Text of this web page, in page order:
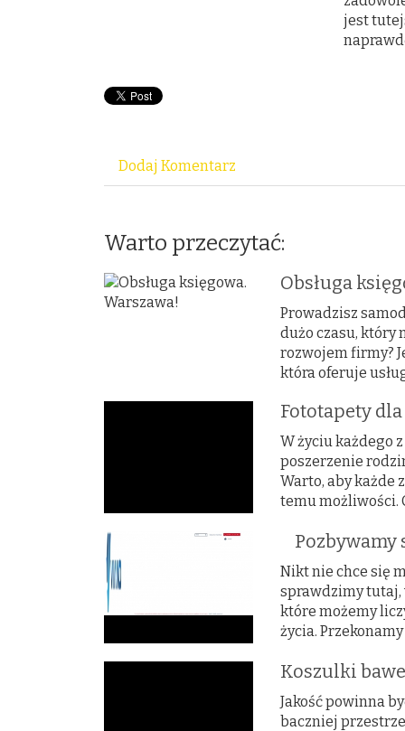
jest
Dodaj Komentarz
Warto przeczytać:
Obsługa
Prowadzisz
dużo czasu, który
rozwojem firmy?
która oferuje
Fototapety
W życiu każdego
poszerzenie
Warto, aby każde
temu możliwości.
Pozbywamy
Nikt nie chce się
sprawdzimy tutaj,
które możemy
życia.
Koszulki
Jakość powinna
baczniej